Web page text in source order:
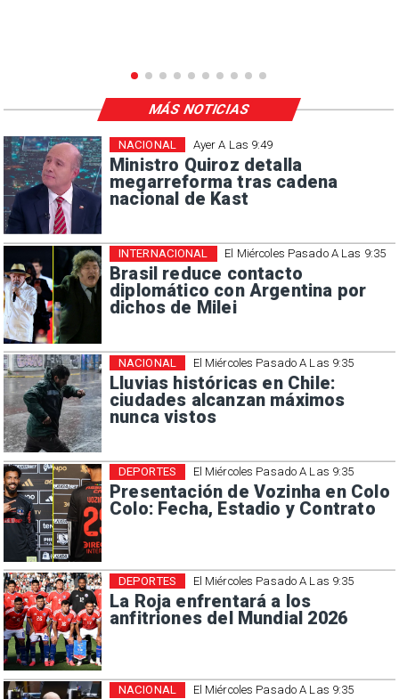
Ayer A Las 9:49
Ministro Quiroz detalla
megarreforma tras cadena
nacional de Kast
NACIONAL
El Miércoles Pasado A Las 9:35
Brasil reduce contacto
diplomático con Argentina por
dichos de Milei
INTERNACIONAL
El Miércoles Pasado A Las 9:35
Lluvias históricas en Chile:
ciudades alcanzan máximos
nunca vistos
NACIONAL
El Miércoles Pasado A Las 9:35
Presentación de Vozinha en Colo
Colo: Fecha, Estadio y Contrato
DEPORTES
El Miércoles Pasado A Las 9:35
La Roja enfrentará a los
anfitriones del Mundial 2026
DEPORTES
El Miércoles Pasado A Las 9:35
NACIONAL
MÁS NOTICIAS